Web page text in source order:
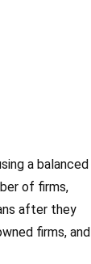
a balanced
of firms,
after they
firms, and